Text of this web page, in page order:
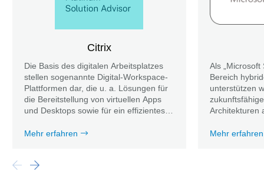
Citrix
Die Basis des digitalen Arbeitsplatzes
stellen sogenannte Digital-Workspace-
Plattformen dar, die u. a. Lösungen für
die Bereitstellung von virtuellen Apps
und Desktops sowie für ein effizientes
Mehr erfahren
Als „Microsoft
Bereich
unterstützen
Architekturen
Mehr erfahren